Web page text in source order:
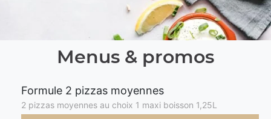
Menus & promos
Formule 2 pizzas moyennes
2 pizzas moyennes au choix 1 maxi boisson 1,25L